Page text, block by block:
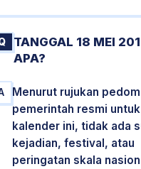
TANGGAL 18 MEI
APA?
Menurut rujukan
pemerintah resmi untuk
kalender ini, tidak ada
kejadian, festival, atau
peringatan skala